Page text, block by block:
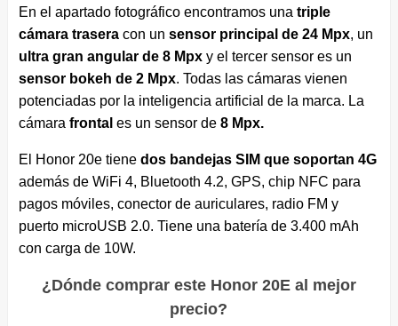
En el apartado fotográfico encontramos una triple
cámara traseracon un sensor principal de 24 Mpx, un
ultra gran angular de 8 Mpxy el tercer sensor es un
sensor bokeh de 2 Mpx. Todas las cámaras vienen
potenciadas por la inteligencia artificial de la marca. La
cámara frontal es un sensor de 8 Mpx.
El Honor 20e tiene dos bandejas SIM que soportan 4G
además de WiFi 4, Bluetooth 4.2, GPS, chip NFC para
pagos móviles, conector de auriculares, radio FM y
puerto microUSB 2.0. Tiene una batería de 3.400 mAh
con carga de 10W.
¿Dónde comprar este Honor 20E al mejor
precio?